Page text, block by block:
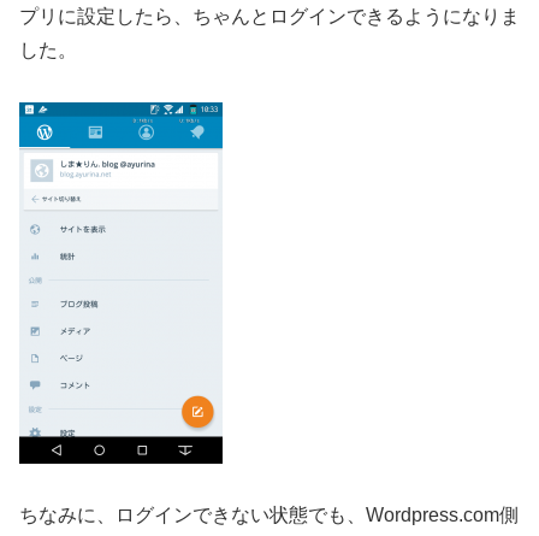
プリに設定したら、ちゃんとログインできるようになりま
した。
ちなみに、ログインできない状態でも、Wordpress.com側